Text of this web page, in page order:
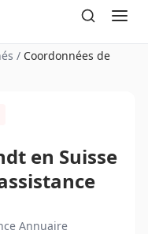
/ Coordonnées de
en Suisse
Annuaire